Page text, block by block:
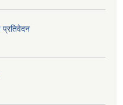
प्रतिवेदन